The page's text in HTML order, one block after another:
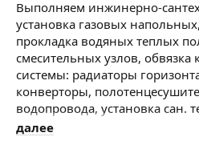
Выполняем инжинерно-
установка газовых
прокладка водяных теплых
смесительных узлов,
системы: радиаторы
конверторы,
водопровода, установка сан.
инсталляции, тропический
далее